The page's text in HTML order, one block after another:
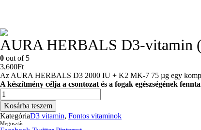
AURA HERBALS D3-vitamin
0 out of 5
3,600Ft
Az AURA HERBALS D3 2000 IU + K2 MK-7 75 µg egy
A készítmény célja a csontozat és a fogak egészségének
AURA
HERBALS
D3-
vitamin
(2000
Kosárba teszem
KategóriaD3 vitamin, Fontos vitaminok
Megosztás